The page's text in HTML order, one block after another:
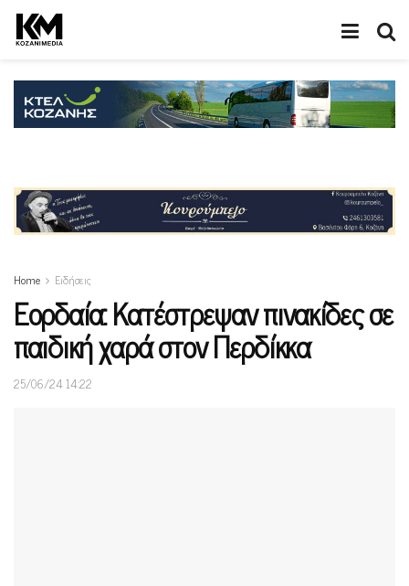
Home Ειδήσεις
Εορδαία: Κατέστρεψαν πινακίδες σε
παιδική χαρά στον Περδίκκα
25/06/24 14:22